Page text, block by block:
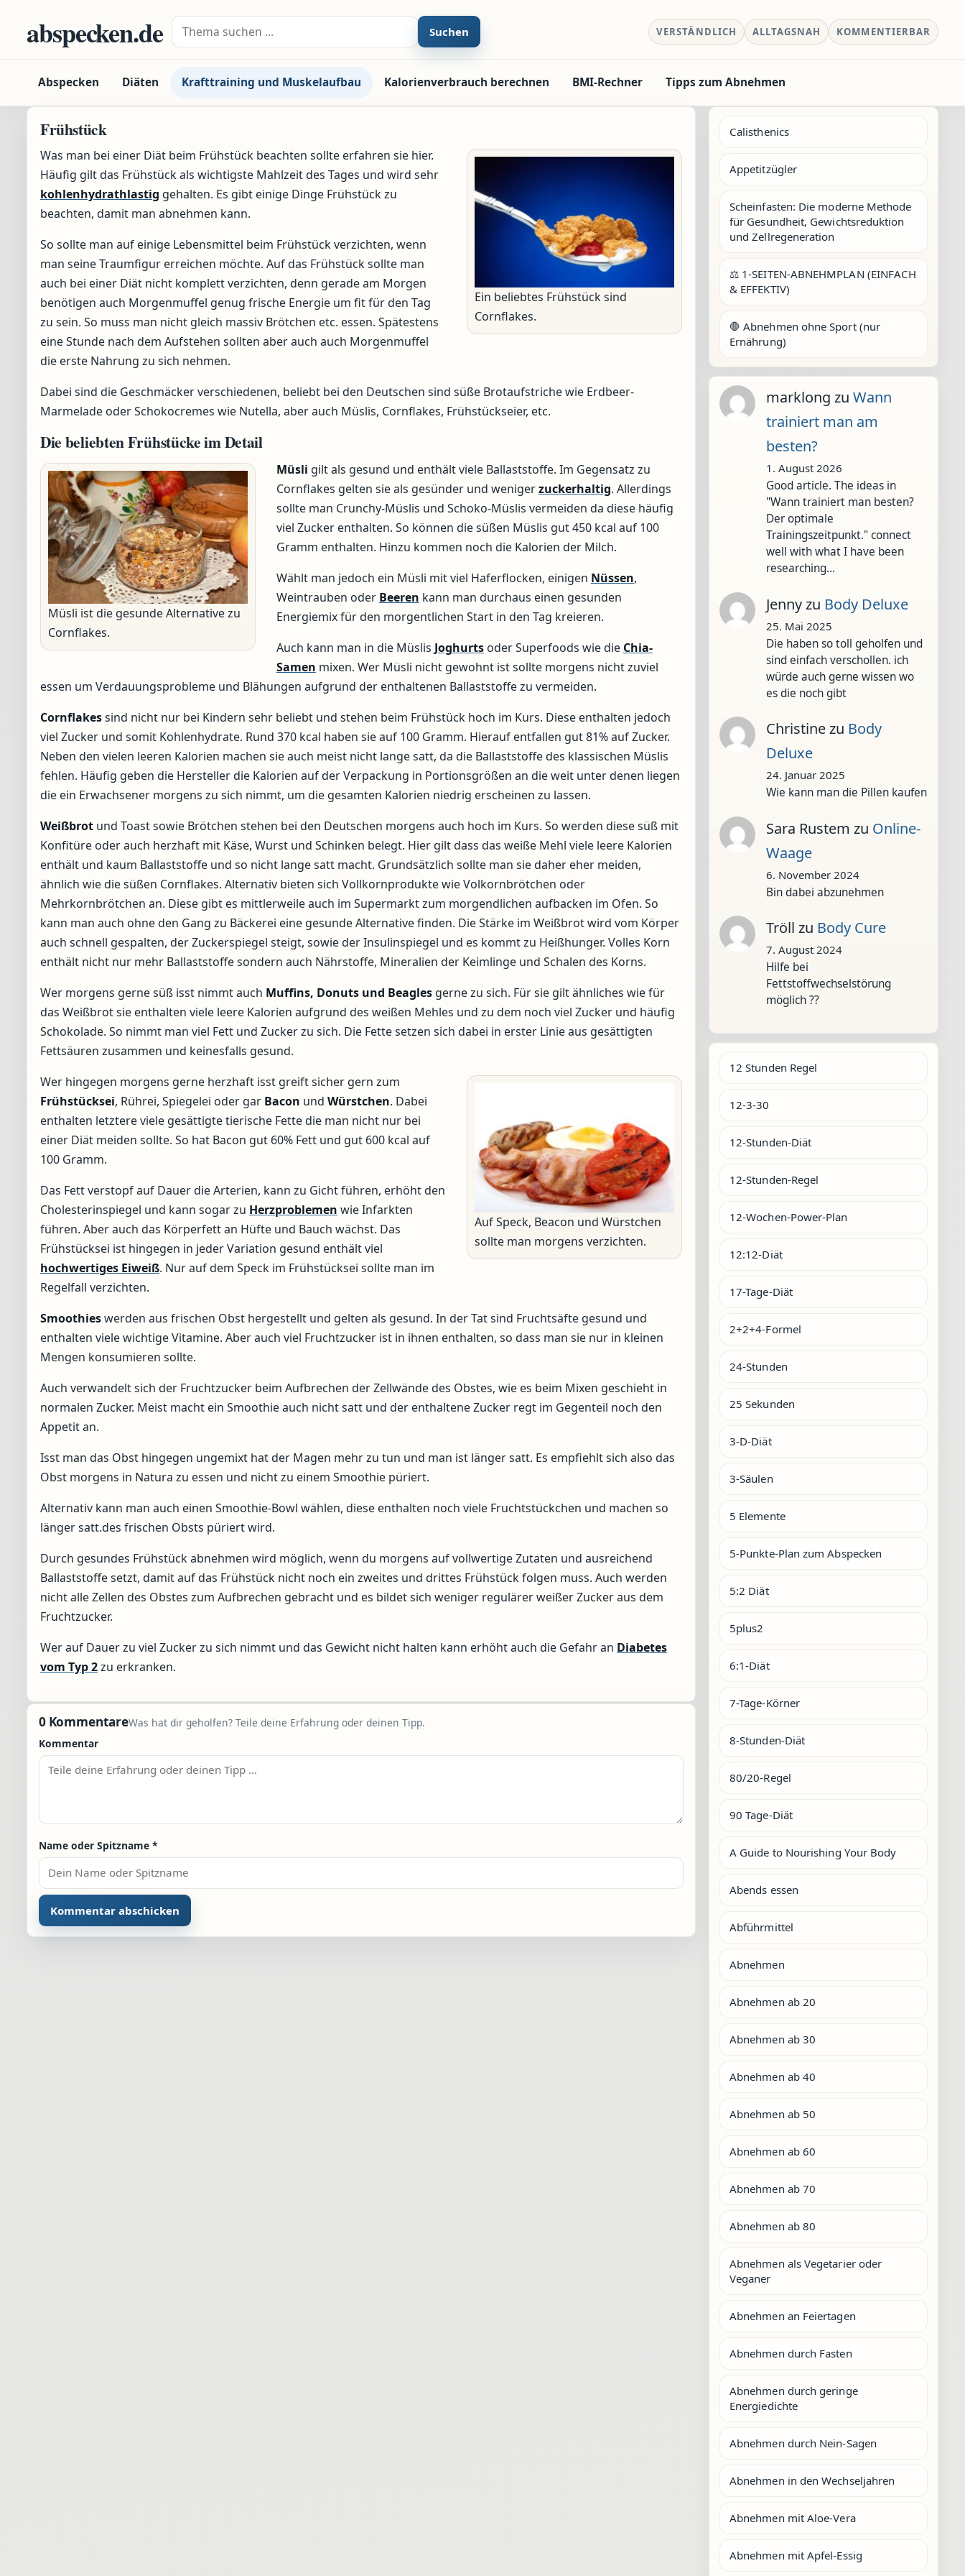
abspecken.de Suche nach: Suchen VERSTÄNDLICH ALLTAGSNAH KOMMENTIERBAR
Abspecken Diäten Krafttraining und Muskelaufbau Kalorienverbrauch berechnen BMI-Rechner Tipps zum Abnehmen
Frühstück
Ein beliebtes Frühstück sind
Cornflakes.
Was man bei einer Diät beim Frühstück beachten sollte erfahren sie hier.
Häufig gilt das Frühstück als wichtigste Mahlzeit des Tages und wird sehr
kohlenhydrathlastig gehalten. Es gibt einige Dinge Frühstück zu
beachten, damit man abnehmen kann.
So sollte man auf einige Lebensmittel beim Frühstück verzichten, wenn
man seine Traumfigur erreichen möchte. Auf das Frühstück sollte man
auch bei einer Diät nicht komplett verzichten, denn gerade am Morgen
benötigen auch Morgenmuffel genug frische Energie um fit für den Tag
zu sein. So muss man nicht gleich massiv Brötchen etc. essen. Spätestens
eine Stunde nach dem Aufstehen sollten aber auch auch Morgenmuffel
die erste Nahrung zu sich nehmen.
Dabei sind die Geschmäcker verschiedenen, beliebt bei den Deutschen sind süße Brotaufstriche wie Erdbeer-
Marmelade oder Schokocremes wie Nutella, aber auch Müslis, Cornflakes, Frühstückseier, etc.
Die beliebten Frühstücke im Detail
Müsli ist die gesunde Alternative zu
Cornflakes.
Müsli gilt als gesund und enthält viele Ballaststoffe. Im Gegensatz zu
Cornflakes gelten sie als gesünder und wenigerzuckerhaltig. Allerdings
sollte man Crunchy-Müslis und Schoko-Müslis vermeiden da diese häufig
viel Zucker enthalten. So können die süßen Müslis gut 450 kcal auf 100
Gramm enthalten. Hinzu kommen noch die Kalorien der Milch.
Wählt man jedoch ein Müsli mit viel Haferflocken, einigen Nüssen,
Weintrauben oder Beeren kann man durchaus einen gesunden
Energiemix für den morgentlichen Start in den Tag kreieren.
Auch kann man in die Müslis Joghurtsoder Superfoods wie die Chia-
Samen mixen. Wer Müsli nicht gewohnt ist sollte morgens nicht zuviel
essen um Verdauungsprobleme und Blähungen aufgrund der enthaltenen Ballaststoffe zu vermeiden.
Cornflakessind nicht nur bei Kindern sehr beliebt und stehen beim Frühstück hoch im Kurs. Diese enthalten jedoch
viel Zucker und somit Kohlenhydrate. Rund 370 kcal haben sie auf 100 Gramm. Hierauf entfallen gut 81% auf Zucker.
Neben den vielen leeren Kalorien machen sie auch meist nicht lange satt, da die Ballaststoffe des klassischen Müslis
fehlen. Häufig geben die Hersteller die Kalorien auf der Verpackung in Portionsgrößen an die weit unter denen liegen
die ein Erwachsener morgens zu sich nimmt, um die gesamten Kalorien niedrig erscheinen zu lassen.
Weißbrot und Toast sowie Brötchen stehen bei den Deutschen morgens auch hoch im Kurs. So werden diese süß mit
Konfitüre oder auch herzhaft mit Käse, Wurst und Schinken belegt. Hier gilt dass das weiße Mehl viele leere Kalorien
enthält und kaum Ballaststoffe und so nicht lange satt macht. Grundsätzlich sollte man sie daher eher meiden,
ähnlich wie die süßen Cornflakes. Alternativ bieten sich Vollkornprodukte wie Volkornbrötchen oder
Mehrkornbrötchen an. Diese gibt es mittlerweile auch im Supermarkt zum morgendlichen aufbacken im Ofen. So
kann man auch ohne den Gang zu Bäckerei eine gesunde Alternative finden. Die Stärke im Weißbrot wird vom Körper
auch schnell gespalten, der Zuckerspiegel steigt, sowie der Insulinspiegel und es kommt zu Heißhunger. Volles Korn
enthält nicht nur mehr Ballaststoffe sondern auch Nährstoffe, Mineralien der Keimlinge und Schalen des Korns.
Wer morgens gerne süß isst nimmt auch Muffins, Donuts und Beagles gerne zu sich. Für sie gilt ähnliches wie für
das Weißbrot sie enthalten viele leere Kalorien aufgrund des weißen Mehles und zu dem noch viel Zucker und häufig
Schokolade. So nimmt man viel Fett und Zucker zu sich. Die Fette setzen sich dabei in erster Linie aus gesättigten
Fettsäuren zusammen und keinesfalls gesund.
Auf Speck, Beacon und Würstchen
sollte man morgens verzichten.
Wer hingegen morgens gerne herzhaft isst greift sicher gern zum
Frühstücksei, Rührei, Spiegelei oder gar Bacon und Würstchen. Dabei
enthalten letztere viele gesättigte tierische Fette die man nicht nur bei
einer Diät meiden sollte. So hat Bacon gut 60% Fett und gut 600 kcal auf
100 Gramm.
Das Fett verstopf auf Dauer die Arterien, kann zu Gicht führen, erhöht den
Cholesterinspiegel und kann sogar zu Herzproblemen wie Infarkten
führen. Aber auch das Körperfett an Hüfte und Bauch wächst. Das
Frühstücksei ist hingegen in jeder Variation gesund enthält viel
hochwertiges Eiweiß. Nur auf dem Speck im Frühstücksei sollte man im
Regelfall verzichten.
Smoothieswerden aus frischen Obst hergestellt und gelten als gesund. In der Tat sind Fruchtsäfte gesund und
enthalten viele wichtige Vitamine. Aber auch viel Fruchtzucker ist in ihnen enthalten, so dass man sie nur in kleinen
Mengen konsumieren sollte.
Auch verwandelt sich der Fruchtzucker beim Aufbrechen der Zellwände des Obstes, wie es beim Mixen geschieht in
normalen Zucker. Meist macht ein Smoothie auch nicht satt und der enthaltene Zucker regt im Gegenteil noch den
Appetit an.
Isst man das Obst hingegen ungemixt hat der Magen mehr zu tun und man ist länger satt. Es empfiehlt sich also das
Obst morgens in Natura zu essen und nicht zu einem Smoothie püriert.
Alternativ kann man auch einen Smoothie-Bowl wählen, diese enthalten noch viele Fruchtstückchen und machen so
länger satt.des frischen Obsts püriert wird.
Durch gesundes Frühstück abnehmen wird möglich, wenn du morgens auf vollwertige Zutaten und ausreichend
Ballaststoffe setzt, damit auf das Frühstück nicht noch ein zweites und drittes Frühstück folgen muss. Auch werden
nicht alle Zellen des Obstes zum Aufbrechen gebracht und es bildet sich weniger regulärer weißer Zucker aus dem
Fruchtzucker.
Wer auf Dauer zu viel Zucker zu sich nimmt und das Gewicht nicht halten kann erhöht auch die Gefahr an Diabetes
vom Typ 2zu erkranken.
0 KommentareWas hat dir geholfen? Teile deine Erfahrung oder deinen Tipp.
Kommentar
Name oder Spitzname *
Calisthenics
Appetitzügler
Scheinfasten: Die moderne Methode
für Gesundheit, Gewichtsreduktion
und Zellregeneration
⚖️ 1-SEITEN-ABNEHMPLAN (EINFACH
& EFFEKTIV)
🛑 Abnehmen ohne Sport (nur
Ernährung)
marklong zu Wann
trainiert man am
besten?
1. August 2026
Good article. The ideas in
"Wann trainiert man besten?
Der optimale
Trainingszeitpunkt." connect
well with what I have been
researching…
Jennyzu Body Deluxe
25. Mai 2025
Die haben so toll geholfen und
sind einfach verschollen. ich
würde auch gerne wissen wo
es die noch gibt
Christinezu Body
Deluxe
24. Januar 2025
Wie kann man die Pillen kaufen
Sara Rustem zu Online-
Waage
6. November 2024
Bin dabei abzunehmen
Tröll zu Body Cure
7. August 2024
Hilfe bei
Fettstoffwechselstörung
möglich ??
12 Stunden Regel
12-3-30
12-Stunden-Diät
12-Stunden-Regel
12-Wochen-Power-Plan
12:12-Diät
17-Tage-Diät
2+2+4-Formel
24-Stunden
25 Sekunden
3-D-Diät
3-Säulen
5 Elemente
5-Punkte-Plan zum Abspecken
5:2 Diät
5plus2
6:1-Diät
7-Tage-Körner
8-Stunden-Diät
80/20-Regel
90 Tage-Diät
A Guide to Nourishing Your Body
Abends essen
Abführmittel
Abnehmen
Abnehmen ab 20
Abnehmen ab 30
Abnehmen ab 40
Abnehmen ab 50
Abnehmen ab 60
Abnehmen ab 70
Abnehmen ab 80
Abnehmen als Vegetarier oder
Veganer
Abnehmen an Feiertagen
Abnehmen durch Fasten
Abnehmen durch geringe
Energiedichte
Abnehmen durch Nein-Sagen
Abnehmen in den Wechseljahren
Abnehmen mit Aloe-Vera
Abnehmen mit Apfel-Essig